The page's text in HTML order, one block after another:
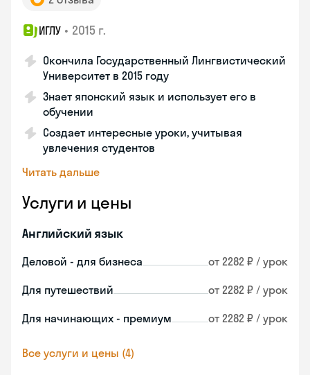
ИГЛУ • 2015 г.
Окончила Государственный Лингвистический
Университет в 2015 году
Знает японский язык и использует его в
обучении
Создает интересные уроки, учитывая
увлечения студентов
Читать дальше
Услуги и цены
Английский язык
Деловой - для бизнеса от 2282 ₽ / урок
Для путешествий от 2282 ₽ / урок
Для начинающих - премиум от 2282 ₽ / урок
Все услуги и цены (4)